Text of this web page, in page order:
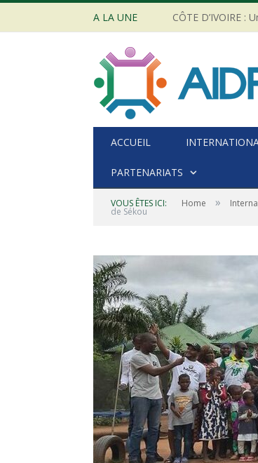
A LA UNE
ACCUEIL
PARTENARIATS
VOUS ÊTES ICI: Home »
de Sékou